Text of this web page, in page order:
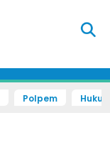
Polpem